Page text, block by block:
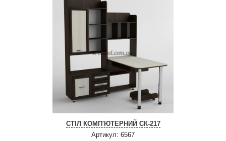
СТІЛ КОМП'ЮТЕРНИЙ СК-217
Артикул: 6567